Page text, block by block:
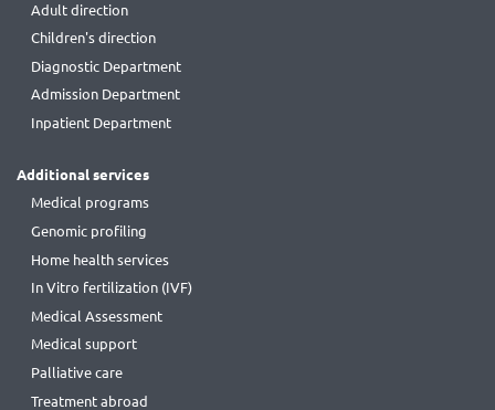
Adult direction
Children's direction
Diagnostic Department
Admission Department
Inpatient Department
Additional services
Medical programs
Genomic profiling
Home health services
In Vitro fertilization (IVF)
Medical Assessment
Medical support
Palliative care
Treatment abroad